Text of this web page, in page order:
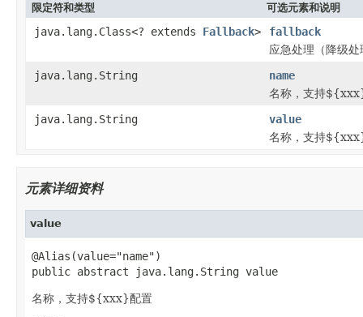
限定符和类型 可选元素和说明
java.lang.Class<? extends Fallback>
fallback
应急处理（降级处
java.lang.String
name
名称，支持
java.lang.String
value
名称，支持
元素详细资料
value
@Alias(value="name")
public abstract java.lang.String value
名称，支持${xxx}配置